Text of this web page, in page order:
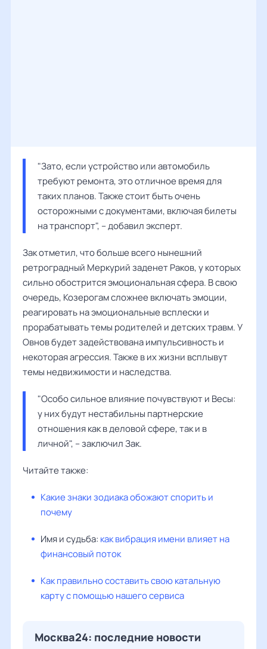
"Зато, если устройство или автомобиль
требуют ремонта, это отличное время для
таких планов. Также стоит быть очень
осторожными с документами, включая билеты
на транспорт", – добавил эксперт.
Зак отметил, что больше всего нынешний
ретроградный Меркурий заденет Раков, у которых
сильно обострится эмоциональная сфера. В свою
очередь, Козерогам сложнее включать эмоции,
реагировать на эмоциональные всплески и
прорабатывать темы родителей и детских травм. У
Овнов будет задействована импульсивность и
некоторая агрессия. Также в их жизни всплывут
темы недвижимости и наследства.
"Особо сильное влияние почувствуют и Весы:
у них будут нестабильны партнерские
отношения как в деловой сфере, так и в
личной", – заключил Зак.
Читайте также:
Какие знаки зодиака обожают спорить и
почему
Имя и судьба: как вибрация имени влияет на
финансовый поток
Как правильно составить свою катальную
карту с помощью нашего сервиса
Москва24: последние новости